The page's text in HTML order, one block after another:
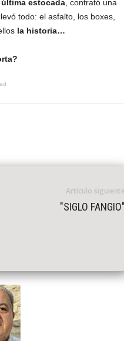
última estocada , contrató una
todo: el asfalto, los boxes,
la historia…
Artículo
"SIGLO